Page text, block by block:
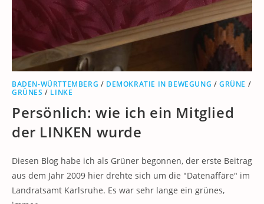
BADEN-WÜRTTEMBERG / DEMOKRATIE IN BEWEGUNG /GRÜNE /
GRÜNES / LINKE
Persönlich: wie ich ein Mitglied
der LINKEN wurde
Diesen Blog habe ich als Grüner begonnen, der erste Beitrag
aus dem Jahr 2009 hier drehte sich um die "Datenaffäre" im
Landratsamt Karlsruhe. Es war sehr lange ein grünes,